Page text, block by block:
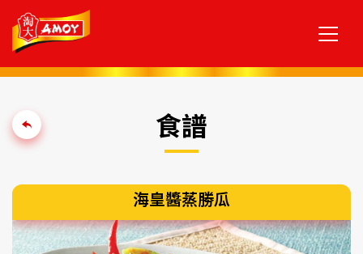
食譜
海皇醬蒸勝瓜